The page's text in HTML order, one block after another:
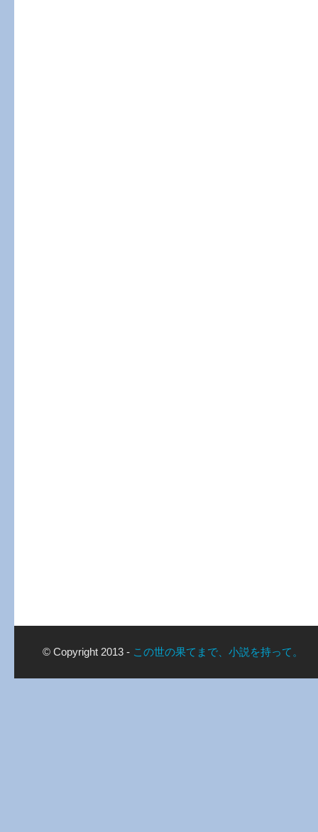
© Copyright 2013 - この世の果てまで、小説を持って。